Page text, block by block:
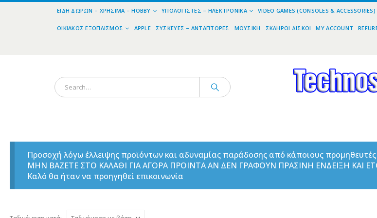
ΕΊΔΗ ΔΏΡΩΝ – ΧΡΉΣΙΜΑ – HOBBY ΥΠΟΛΟΓΙΣΤΈΣ – ΗΛΕΚΤΡΟΝΙΚΆ VIDEO GAMES (CONSOLES & ACCESSORIES)
ΟΙΚΙΑΚΌΣ ΕΞΟΠΛΙΣΜΌΣ APPLE ΣΥΣΚΕΥΈΣ – ΑΝΤΆΠΤΟΡΕΣ ΜΟΥΣΙΚΉ ΣΚΛΗΡΟΊ ΔΊΣΚΟΙ MY ACCOUNT
Προσοχή λόγω έλλειψης προϊόντων και αδυναμίας παράδοσης από κάποιους
ΜΗΝ ΒΑΖΕΤΕ ΣΤΟ ΚΑΛΑΘΙ ΓΙΑ ΑΓΟΡΑ ΠΡΟΙΝΤΑ ΑΝ ΔΕΝ ΓΡΑΦΟΥΝ ΠΡΑΣΙΝΗ ΕΝΔΕΙΞΗ ΚΑΙ
Καλό θα ήταν να προηγηθεί επικοινωνία